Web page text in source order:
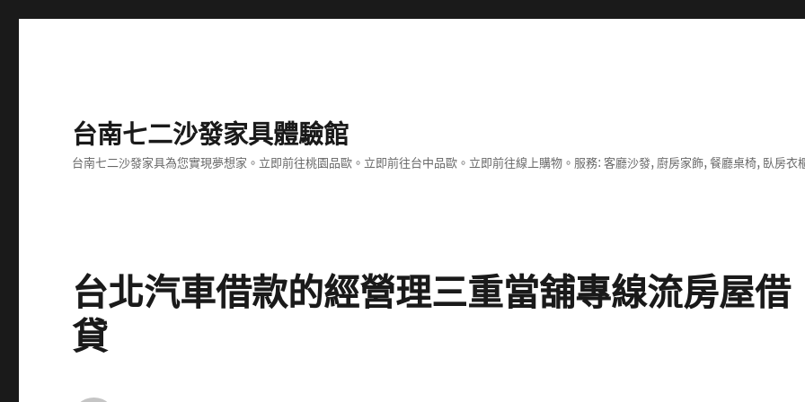
台南七二沙發家具體驗館
台南七二沙發家具為您實現夢想家。立即前往桃園品歐。立即前往台中品歐。立即前往線上購物。服務: 客廳沙發, 廚房家飾, 餐廳桌椅, 臥房衣
台北汽車借款的經營理三重當舖專線流房屋借
貸